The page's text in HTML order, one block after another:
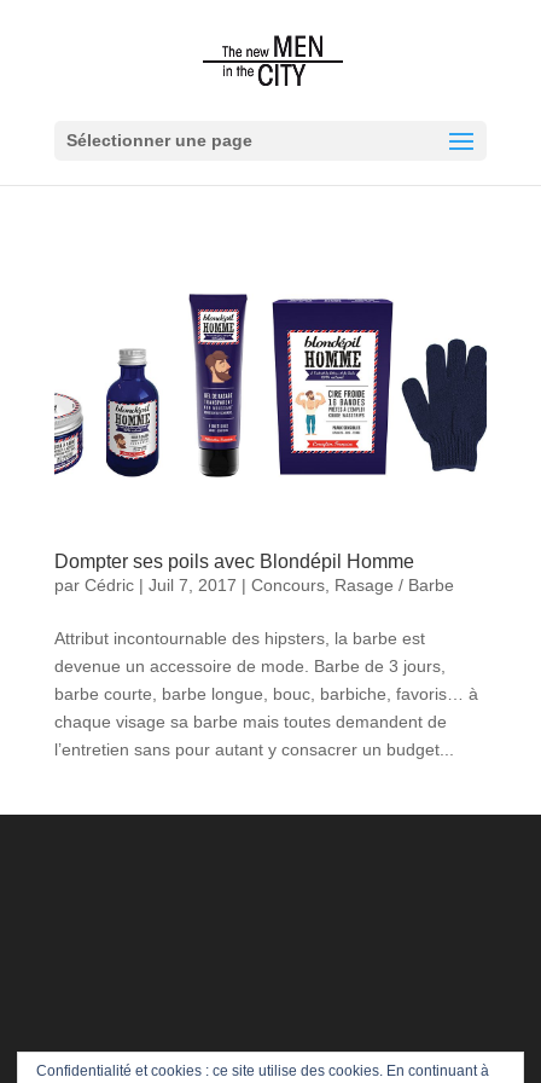
Sélectionner une page
Dompter ses poils avec Blondépil Homme
par Cédric| Juil 7, 2017 | Concours, Rasage / Barbe
Attribut incontournable des hipsters, la barbe est
devenue un accessoire de mode. Barbe de 3 jours,
barbe courte, barbe longue, bouc, barbiche, favoris… à
chaque visage sa barbe mais toutes demandent de
l’entretien sans pour autant y consacrer un budget...
Confidentialité et cookies : ce site utilise des cookies. En continuant à